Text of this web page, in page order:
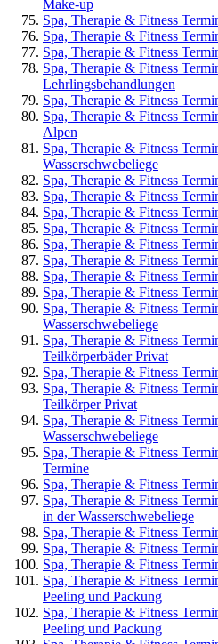
Make-up
Spa, Therapie & Fitness
Spa, Therapie & Fitness
Spa, Therapie & Fitness
Spa, Therapie & Fitness
Lehrlingsbehandlungen
Spa, Therapie & Fitness
Spa, Therapie & Fitness
Alpen
Spa, Therapie & Fitness
Wasserschwebeliege
Spa, Therapie & Fitness
Spa, Therapie & Fitness
Spa, Therapie & Fitness
Spa, Therapie & Fitness
Spa, Therapie & Fitness
Spa, Therapie & Fitness
Spa, Therapie & Fitness
Spa, Therapie & Fitness
Spa, Therapie & Fitness
Wasserschwebeliege
Spa, Therapie & Fitness
Teilkörperbäder Privat
Spa, Therapie & Fitness
Spa, Therapie & Fitness
Teilkörper Privat
Spa, Therapie & Fitness
Wasserschwebeliege
Spa, Therapie & Fitness
Termine
Spa, Therapie & Fitness
Spa, Therapie & Fitness
in der Wasserschwebeliege
Spa, Therapie & Fitness
Spa, Therapie & Fitness
Spa, Therapie & Fitness
Spa, Therapie & Fitness
Peeling und Packung
Spa, Therapie & Fitness
Peeling und Packung